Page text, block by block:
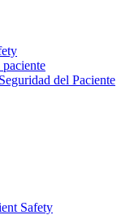
del Paciente
Safety